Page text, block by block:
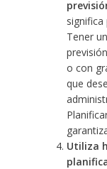
Tener
o con
que
Utiliza